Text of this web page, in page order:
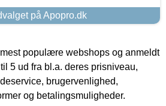
på Apopro.dk
populære webshops og anmeldt
5 ud fra bl.a. deres prisniveau,
brugervenlighed,
og betalingsmuligheder.